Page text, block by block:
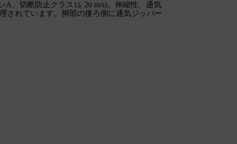
、切断防止クラス1≦ 20 m/s)。伸縮性、通気
されています。脚部の後ろ側に通気ジッパー